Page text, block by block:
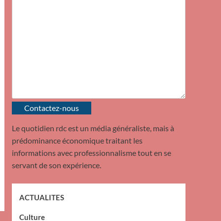
Contactez-nous
Le quotidien rdc est un média généraliste, mais à
prédominance économique traitant les
informations avec professionnalisme tout en se
servant de son expérience.
ACTUALITES
Culture